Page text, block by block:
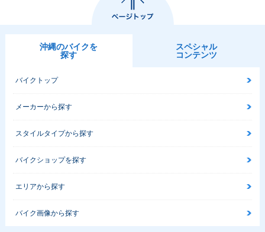
沖縄のバイクを
探す
スペシャル
コンテンツ
バイクトップ
メーカーから探す
スタイルタイプから探す
バイクショップを探す
エリアから探す
バイク画像から探す